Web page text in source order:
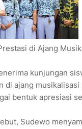
di Ajang
kunjungan
di ajang
bentuk apresiasi
Sudewo